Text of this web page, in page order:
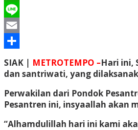
WhatsApp
Line
Email
Share
SIAK | METROTEMPO –Hari ini,
dan santriwati, yang
Perwakilan dari Pondok
Pesantren ini, insyaallah akan
“Alhamdulillah hari ini kami